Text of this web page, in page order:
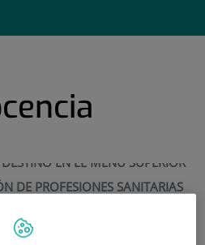
EN EL MENÚ SUPERIOR
DE PROFESIONES SANITARIAS
DE ADMISIÓN